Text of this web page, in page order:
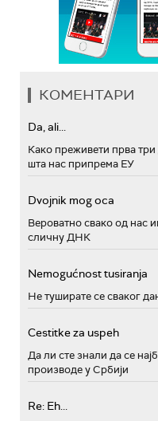
КОМЕНТАРИ
Da, ali...
Како преживети прва
шта нас припрема ЕУ
Dvojnik mog oca
Вероватно свако од нас
сличну ДНК
Nemogućnost tusiranja
Не туширате се сваког
Cestitke za uspeh
Да ли сте знали да се
производе у Србији
Re: Eh...